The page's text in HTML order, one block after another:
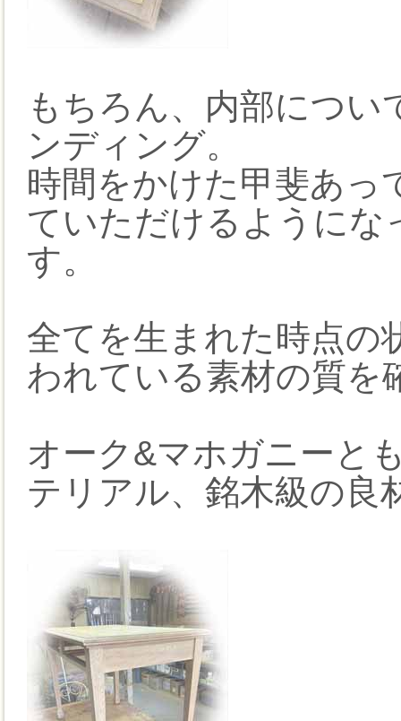
もちろん、内部につ
ンディング。
時間をかけた甲斐あっ
ていただけるようにな
す。
全てを生まれた時点の
われている素材の質を
オーク&マホガニーと
テリアル、銘木級の良